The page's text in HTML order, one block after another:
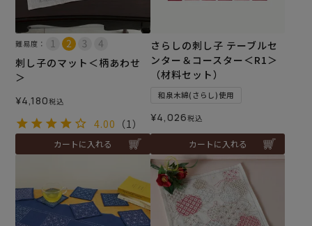
難易度：
刺し子のマット＜柄あわせ
＞
¥4,180税込
4.00 （1）
カートに入れる
さらしの刺し子 テーブルセ
ンター＆コースター＜R1＞
（材料セット）
和泉木綿(さらし)使用
¥4,026税込
カートに入れる